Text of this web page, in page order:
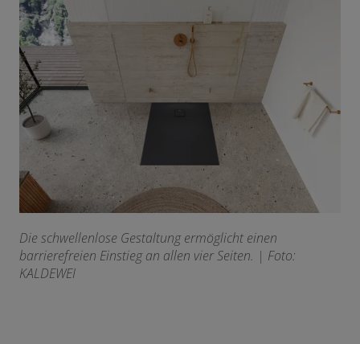
Die schwellenlose Gestaltung ermöglicht einen
barrierefreien Einstieg an allen vier Seiten. | Foto:
KALDEWEI